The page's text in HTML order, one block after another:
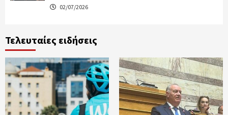
02/07/2026
Τελευταίες ειδήσεις